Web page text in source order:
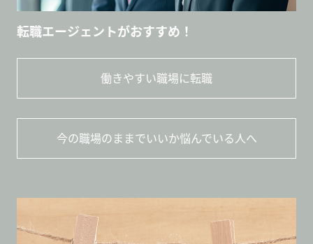
転職エージェントがおすすめ！
働きやすい職場に転職
今の職場のままでいいか悩んでいる人へ